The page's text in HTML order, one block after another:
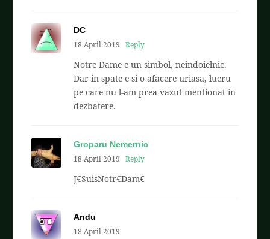
DC
18 April 2019
Reply
Notre Dame e un simbol, neindoielnic.
Dar in spate e si o afacere uriasa, lucru
pe care nu l-am prea vazut mentionat in
dezbatere.
Groparu Nemernic
18 April 2019
Reply
J€SuisNotr€Dam€
Andu
18 April 2019